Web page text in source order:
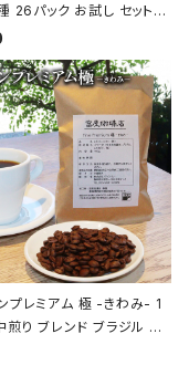
26パック お試し セット
ーヒー トミヤコーヒー
ンプレミアム 極 -きわみ- 1
煎り ブレンド ブラジル エ
ドリップ トミヤコーヒー